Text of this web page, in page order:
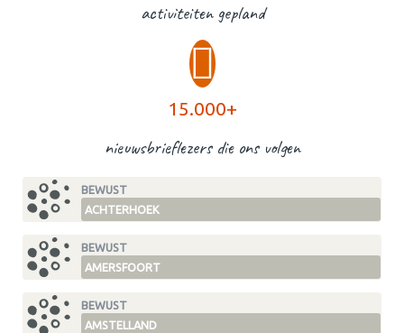
activiteiten gepland
15.000+
nieuwsbrieflezers die ons volgen
BEWUST
ACHTERHOEK
BEWUST
AMERSFOORT
BEWUST
AMSTELLAND